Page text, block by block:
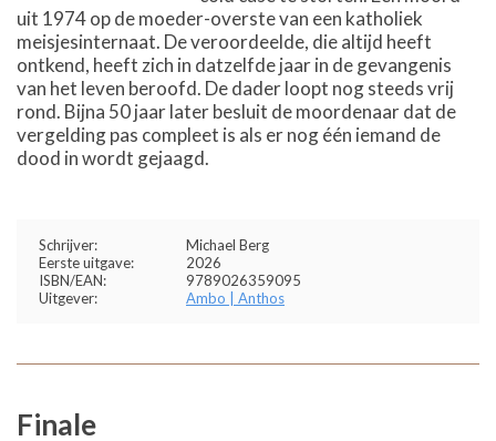
uit 1974 op de moeder-overste van een katholiek
meisjesinternaat. De veroordeelde, die altijd heeft
ontkend, heeft zich in datzelfde jaar in de gevangenis
van het leven beroofd. De dader loopt nog steeds vrij
rond. Bijna 50 jaar later besluit de moordenaar dat de
vergelding pas compleet is als er nog één iemand de
dood in wordt gejaagd.
Schrijver:
Michael Berg
Eerste uitgave:
2026
ISBN/EAN:
9789026359095
Uitgever:
Ambo | Anthos
Finale